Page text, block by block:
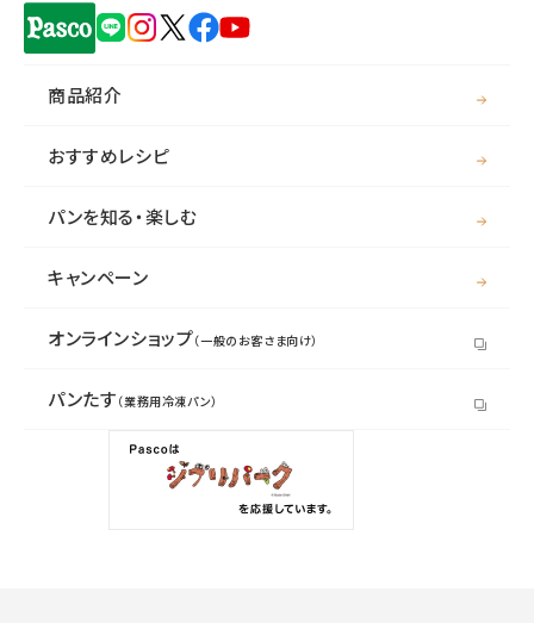
商品紹介
おすすめレシピ
パンを知る・楽しむ
キャンペーン
オンラインショップ（一般のお客さま向け）
パンたす （業務用冷凍パン）